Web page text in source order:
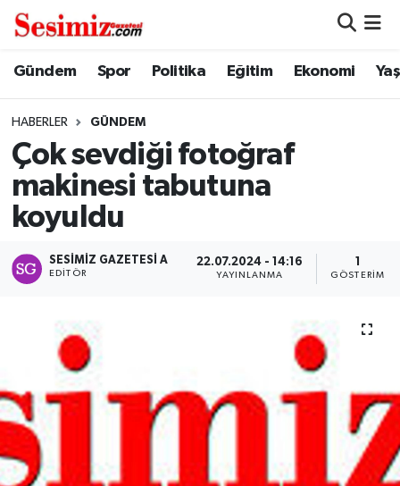
Gündem Spor Politika Eğitim Ekonomi
HABERLER GÜNDEM
Çok sevdiği fotoğraf
makinesi tabutuna
koyuldu
SESIMIZ GAZETESI A
EDITÖR
22.07.2024 - 14:16
YAYINLANMA GÖSTERIM
Dünya
Ekonomi
Genel
Gündem
Politika
Sağlık
Spor
Teknoloji
Nöbetçi Eczaneler
Hava Durumu
Namaz Vakitleri
Trafik Durumu
Süper Lig Puan Durumu ve Fikstür
Son Dakika Haberleri
Haber Arşivi